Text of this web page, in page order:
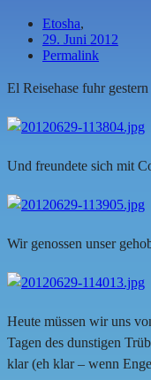
Etosha,
29. Juni 2012
Permalink
El Reisehase fuhr
Und freundete sich mit
Wir genossen unser
Heute müssen wir uns
Tagen des dunstigen
klar (eh klar – wenn